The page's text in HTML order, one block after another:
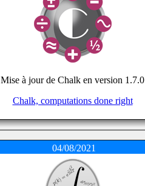
Mise à jour de Chalk en version 1.7.0
Chalk, computations done right
04/08/2021